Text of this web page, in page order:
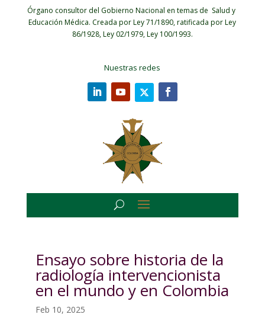
Órgano consultor del Gobierno Nacional en temas de Salud y
Educación Médica. Creada por Ley 71/1890, ratificada por Ley
86/1928, Ley 02/1979, Ley 100/1993.
Nuestras redes
Ensayo sobre historia de la
radiología intervencionista
en el mundo y en Colombia
Feb 10, 2025